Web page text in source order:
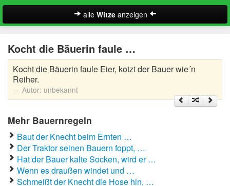
alle Witzeanzeigen
A-Klasse Witze
Akademiker Witze
Al Bundy Sprüche
Alle Kinder Sprüche
Anrufbeantworter Ansagen
Antiwitze
Kocht die Bäuerin faule …
Kocht die Bäuerin faule Eier, kotzt der Bauer wie´n
Reiher.
Autor: unbekannt
Mehr Bauernregeln
Baut der Knecht beim Ernten …
Der Traktor seinen Bauern foppt, …
Hat der Bauer kalte Socken, wird er …
Wenn es draußen windet und …
Schmeißt der Knecht die Hose hin, …